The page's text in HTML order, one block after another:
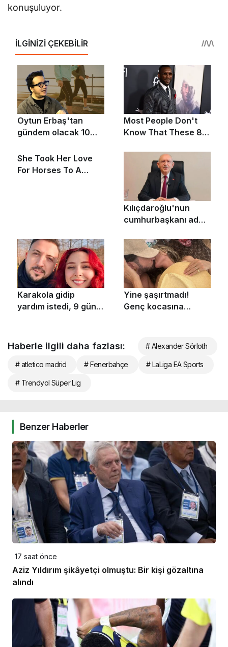
konuşuluyor.
Haberle ilgili daha fazlası: # Alexander Sörloth
# atletico madrid # Fenerbahçe # LaLiga EA Sports
# Trendyol Süper Lig
Benzer Haberler
17 saat önce
Aziz Yıldırım şikâyetçi olmuştu: Bir kişi gözaltına
alındı